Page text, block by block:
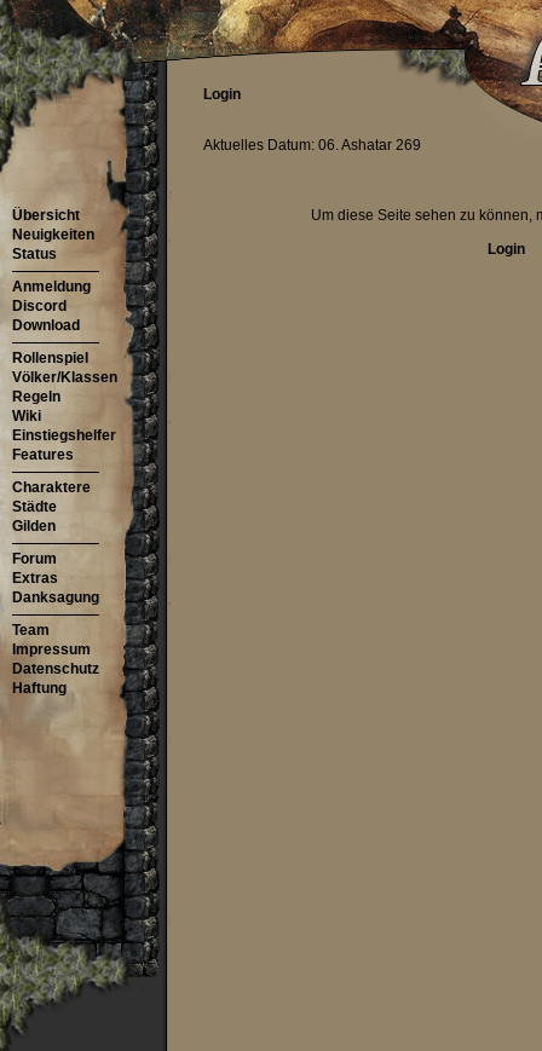
Login
Aktuelles Datum: 06. Ashatar 269
Übersicht
Neuigkeiten
Status
Anmeldung
Discord
Download
Rollenspiel
Völker/Klassen
Regeln
Wiki
Einstiegshelfer
Features
Charaktere
Städte
Gilden
Forum
Extras
Danksagung
Team
Impressum
Datenschutz
Haftung
Um diese Seite sehen zu können,
Login